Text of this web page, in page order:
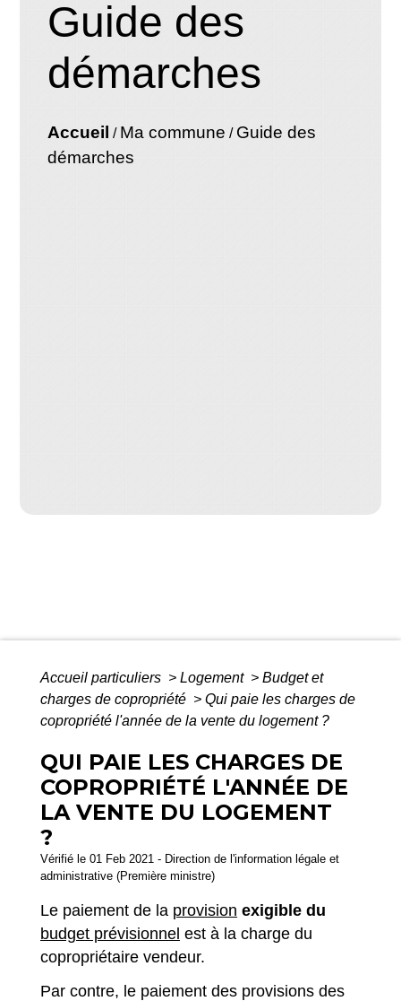
Guide des
démarches
Accueil / Ma commune / Guide des
démarches
Accueil particuliers > Logement > Budget et
charges de copropriété > Qui paie les charges de
copropriété l'année de la vente du logement ?
QUI PAIE LES CHARGES DE
COPROPRIÉTÉ L'ANNÉE DE
LA VENTE DU LOGEMENT
?
Vérifié le 01 Feb 2021 - Direction de l'information légale et
administrative (Première ministre)
Le paiement de la provision exigible du
budget prévisionnel est à la charge du
copropriétaire vendeur.
Par contre, le paiement des provisions des